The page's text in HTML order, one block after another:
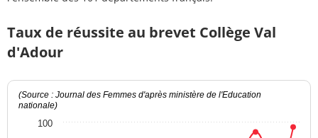
Taux de réussite au brevet Collège Val
d'Adour
(Source : Journal des Femmes d'après ministère de l'Education
nationale)
100